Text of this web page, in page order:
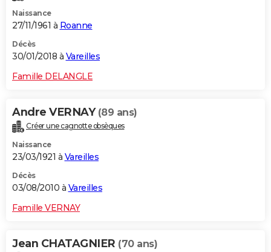
Naissance
27/11/1961 à Roanne
Décès
30/01/2018 à Vareilles
Famille DELANGLE
Andre VERNAY (89 ans)
Créer une cagnotte obsèques
Naissance
23/03/1921 à Vareilles
Décès
03/08/2010 à Vareilles
Famille VERNAY
Jean CHATAGNIER (70 ans)